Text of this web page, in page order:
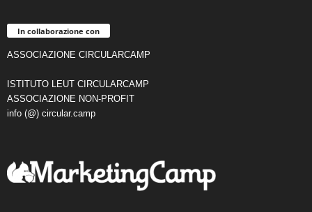
In collaborazione con
ASSOCIAZIONE CIRCULARCAMP
ISTITUTO LEUT CIRCULARCAMP
ASSOCIAZIONE NON-PROFIT
info (@) circular.camp